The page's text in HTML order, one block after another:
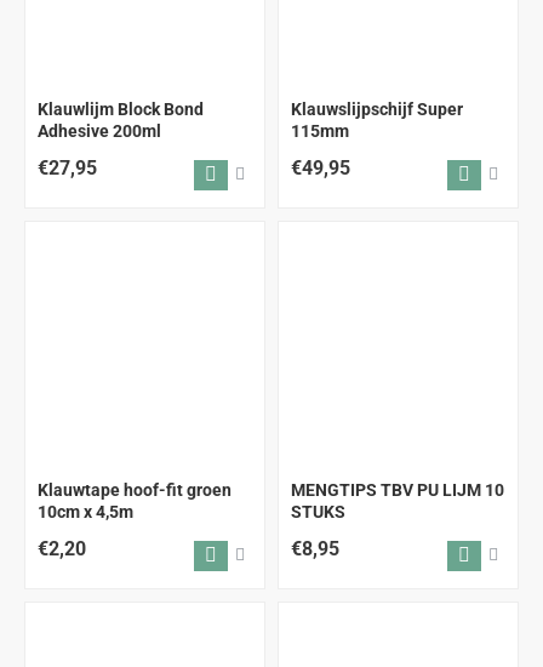
Klauwlijm Block Bond
Adhesive 200ml
€27,95
Klauwslijpschijf Super
115mm
€49,95
Klauwtape hoof-fit groen
10cm x 4,5m
€2,20
MENGTIPS TBV PU LIJM 10
STUKS
€8,95